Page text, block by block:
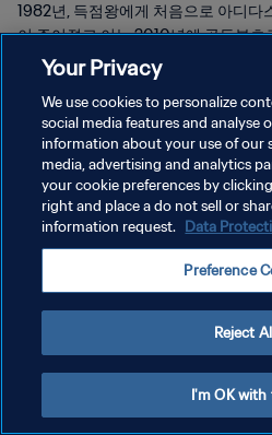
1982년, 득점왕에게 처음으로 아디다
이 주어졌고 이는 2010년에 골든부
아디다스 실버부츠가, 득점 3위에게
개인정보 보호정책
쿠키 기본 설정 관리
Copyright © 1994 - 2026 FIFA. All rights reserved.
Your Privacy
We use cookies to personalize
social media features and analyse
information about your use of our
media, advertising and analytics
your cookie preferences by
right and place a do not sell or
information request. Data
Preference
Reject
I'm OK